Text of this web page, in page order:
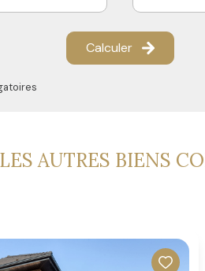
Calculer
AUTRES BIENS